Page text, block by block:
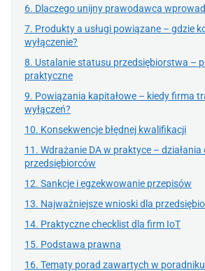
6. Dlaczego unijny prawodawca
7. Produkty a usługi powiązane – gdzie
wyłączenie?
8. Ustalanie statusu przedsiębiorstwa –
praktyczne
9. Powiązania kapitałowe – kiedy firma
wyłączeń?
10. Konsekwencje błędnej kwalifikacji
11. Wdrażanie DA w praktyce – działania
przedsiębiorców
12. Sankcje i egzekwowanie przepisów
13. Najważniejsze wnioski dla
14. Praktyczne checklist dla firm IoT
15. Podstawa prawna
16. Tematy porad zawartych w poradniku